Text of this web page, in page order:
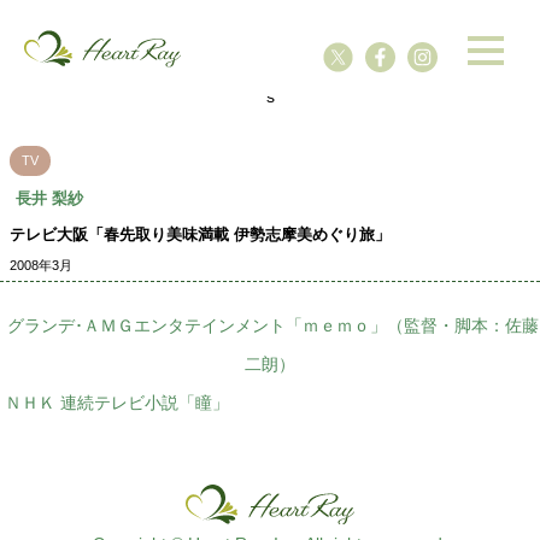
s
TV
長井 梨紗
テレビ大阪「春先取り美味満載 伊勢志摩美めぐり旅」
2008年3月
グランデ･ＡＭＧエンタテインメント「ｍｅｍｏ」（監督・脚本：佐藤
二朗）
ＮＨＫ 連続テレビ小説「瞳」